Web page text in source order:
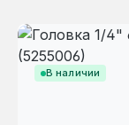
В наличии
Пропустить